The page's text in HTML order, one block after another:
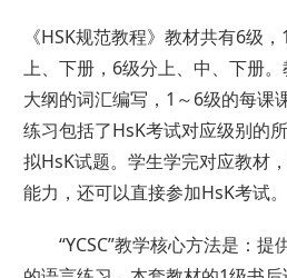
《HSK规范教程》教材共有6级
上、下册，6级分上、中、下册
大纲的词汇编写，1～6级的每课
练习包括了HsK考试对应级别的
拟HsK试题。学生学完对应教材
能力，还可以直接参加HsK考试。
“YCSC”教学核心方法是：提